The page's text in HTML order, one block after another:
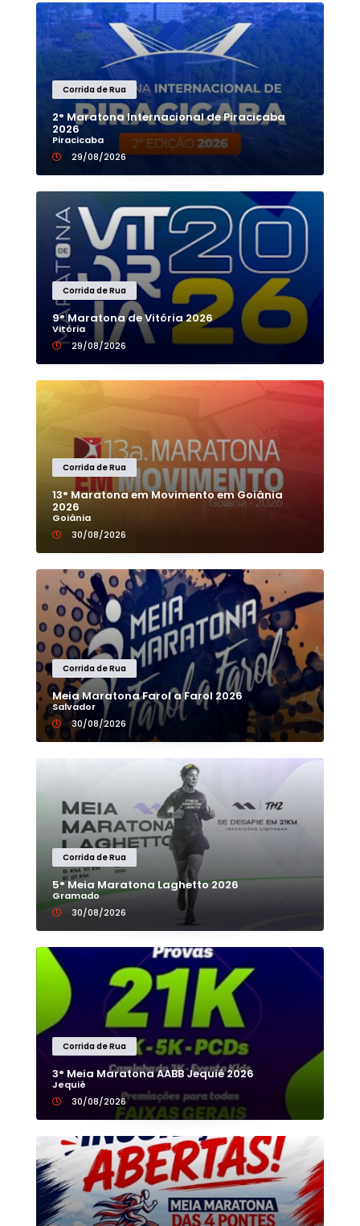
Corrida de Rua
2° Maratona Internacional de Piracicaba
2026
Piracicaba
29/08/2026
Corrida de Rua
9° Maratona de Vitória 2026
Vitória
29/08/2026
Corrida de Rua
13° Maratona em Movimento em Goiânia
2026
Goiânia
30/08/2026
Corrida de Rua
Meia Maratona Farol a Farol 2026
Salvador
30/08/2026
Corrida de Rua
5° Meia Maratona Laghetto 2026
Gramado
30/08/2026
Corrida de Rua
3° Meia Maratona AABB Jequié 2026
Jequié
30/08/2026